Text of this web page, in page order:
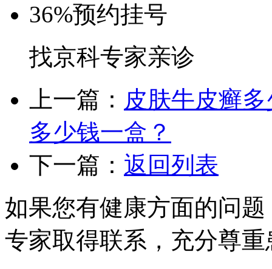
36%预约挂号
找京科专家亲诊
上一篇： 皮肤牛皮癣
多少钱一盒？
下一篇： 返回列表
如果您有健康方面的问
专家取得联系，充分尊